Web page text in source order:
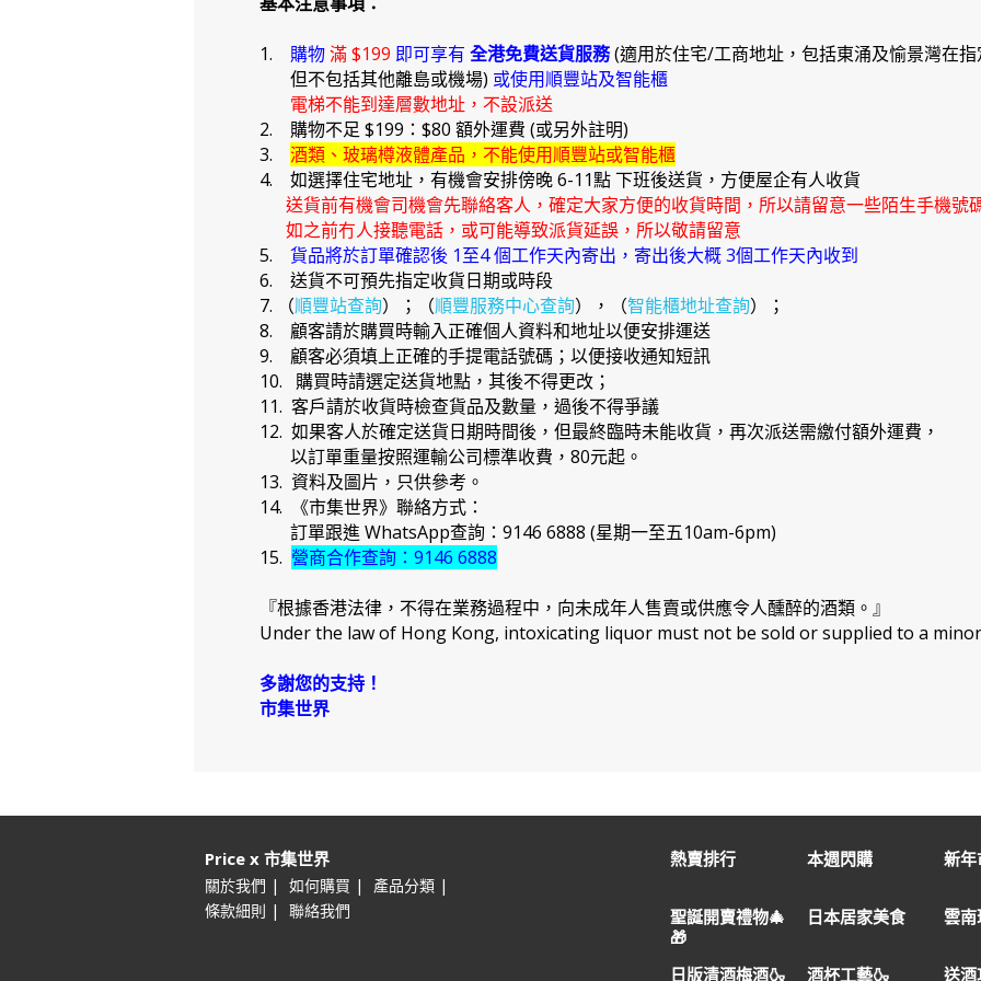
1. 購物滿 $199 即可享有 全港免費送貨服務(適用於住宅/工商地址，包括東涌及愉景灣在指
但不包括其他離島或機場) 或使用順豐站及智能櫃
電梯不能到達層數地址，不設派送
2. 購物不足 $199：$80 額外運費 (或另外註明)
3. 酒類、玻璃樽液體產品，不能使用順豐站或智能櫃
4. 如選擇住宅地址，有機會安排傍晚 6-11點 下班後送貨，方便屋企有人收貨
送貨前有機會司機會先聯絡客人，確定大家方便的收貨時間，所以請留意一些陌生手機號
如之前冇人接聽電話，或可能導致派貨延誤，所以敬請留意
5. 貨品將於訂單確認後 1至4 個工作天內寄出，寄出後大概 3個工作天內收到
6. 送貨不可預先指定收貨日期或時段
7. （順豐站查詢）；（順豐服務中心查詢），（智能櫃地址查詢）；
8. 顧客請於購買時輸入正確個人資料和地址以便安排運送
9. 顧客必須填上正確的手提電話號碼；以便接收通知短訊
10. 購買時請選定送貨地點，其後不得更改；
11. 客戶請於收貨時檢查貨品及數量，過後不得爭議
12. 如果客人於確定送貨日期時間後，但最終臨時未能收貨，再次派送需繳付額外運費，
以訂單重量按照運輸公司標準收費，80元起。
13. 資料及圖片，只供參考。
14. 《市集世界》聯絡方式：
訂單跟進 WhatsApp查詢：9146 6888 (星期一至五10am-6pm)
15. 營商合作查詢：9146 6888
『根據香港法律，不得在業務過程中，向未成年人售賣或供應令人醺醉的酒類。』
Under the law of Hong Kong, intoxicating liquor must not be sold or supplied to a
多謝您的支持！
市集世界
Price x 市集世界
關於我們 | 如何購買 | 產品分類 |
條款細則 | 聯絡我們
熱賣排行 本週閃購 新年
聖誕開賣禮物🎄
🎁
日本居家美食 雲南
日版清酒梅酒🍶 酒杯工藝🍶 送酒